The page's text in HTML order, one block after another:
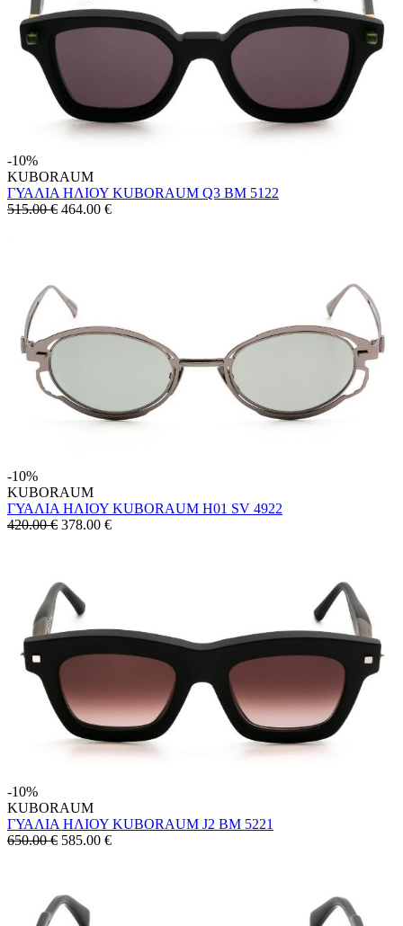
-10%
KUBORAUM
ΓΥΑΛΙΑ ΗΛΙΟΥ KUBORAUM Q3 BM 5122
515.00 € 464.00 €
-10%
KUBORAUM
ΓΥΑΛΙΑ ΗΛΙΟΥ KUBORAUM H01 SV 4922
420.00 € 378.00 €
-10%
KUBORAUM
ΓΥΑΛΙΑ ΗΛΙΟΥ KUBORAUM J2 BM 5221
650.00 € 585.00 €